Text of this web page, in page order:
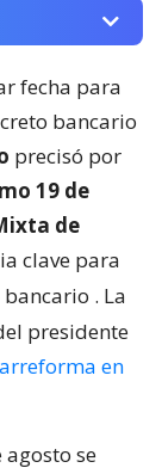
fecha para
bancario
precisó por
19 de
de
clave para
. La
presidente
en
se